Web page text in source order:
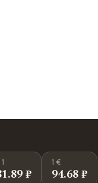
₽
1 €
94.68 ₽